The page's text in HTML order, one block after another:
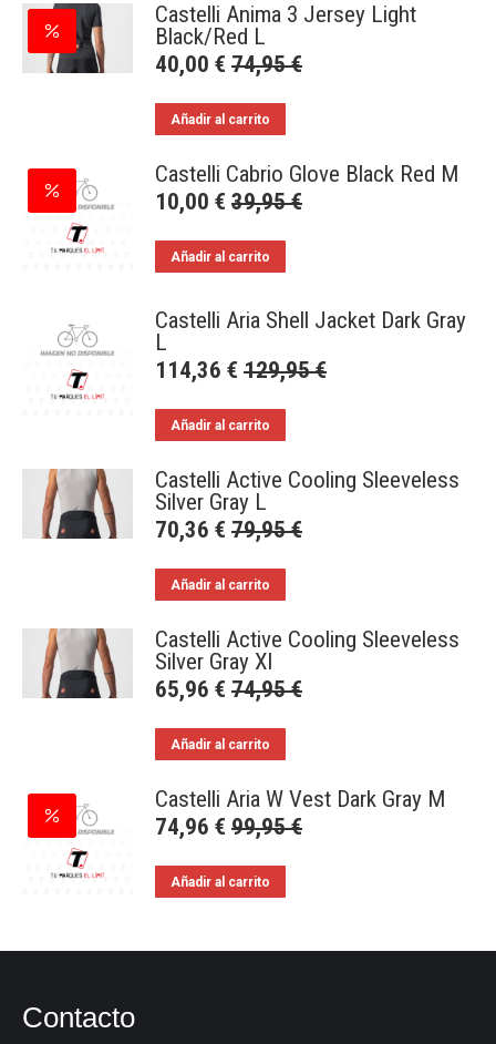
Castelli Anima 3 Jersey Light
Black/Red L
40,00 € 74,95€
Añadir al carrito
Castelli Cabrio Glove Black Red M
10,00 € 39,95€
Añadir al carrito
Castelli Aria Shell Jacket Dark Gray
L
114,36 € 129,95€
Añadir al carrito
Castelli Active Cooling Sleeveless
Silver Gray L
70,36 € 79,95€
Añadir al carrito
Castelli Active Cooling Sleeveless
Silver Gray Xl
65,96 € 74,95€
Añadir al carrito
Castelli Aria W Vest Dark Gray M
74,96 € 99,95€
Añadir al carrito
Contacto